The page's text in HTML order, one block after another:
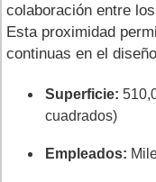
colaboración entre
Esta proximidad
continuas en el
Superficie:
cuadrados)
Empleados: